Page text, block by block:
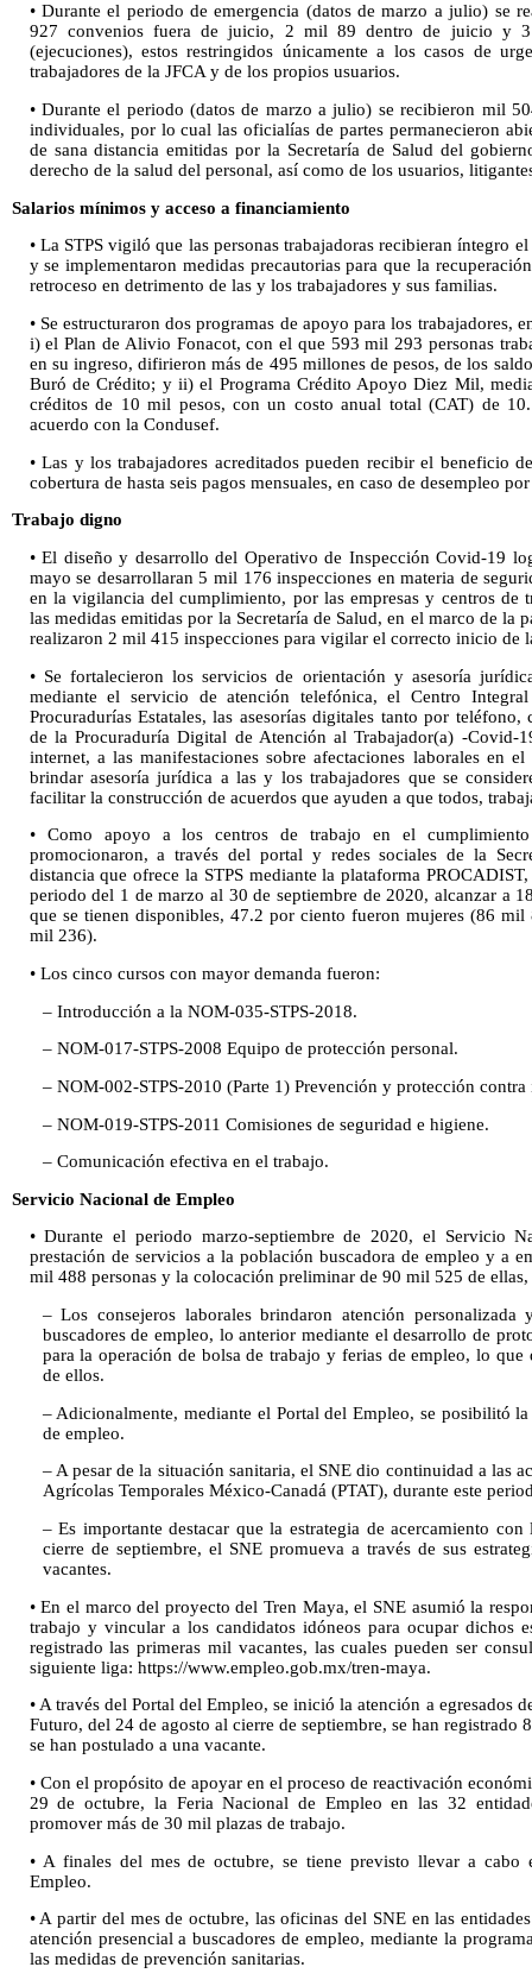
• Durante el periodo de emergencia (datos de marzo a julio) se
927 convenios fuera de juicio, 2 mil 89 dentro de juicio y
(ejecuciones), estos restringidos únicamente a los casos de
trabajadores de la JFCA y de los propios usuarios.
• Durante el periodo (datos de marzo a julio) se recibieron mil
individuales, por lo cual las oficialías de partes permanecieron
de sana distancia emitidas por la Secretaría de Salud del
derecho de la salud del personal, así como de los usuarios,
Salarios mínimos y acceso a financiamiento
• La STPS vigiló que las personas trabajadoras recibieran íntegro
y se implementaron medidas precautorias para que la
retroceso en detrimento de las y los trabajadores y sus familias.
• Se estructuraron dos programas de apoyo para los trabajadores,
i) el Plan de Alivio Fonacot, con el que 593 mil 293 personas
en su ingreso, difirieron más de 495 millones de pesos, de los
Buró de Crédito; y ii) el Programa Crédito Apoyo Diez Mil,
créditos de 10 mil pesos, con un costo anual total (CAT) de
acuerdo con la Condusef.
• Las y los trabajadores acreditados pueden recibir el beneficio
cobertura de hasta seis pagos mensuales, en caso de desempleo
Trabajo digno
• El diseño y desarrollo del Operativo de Inspección Covid-19
mayo se desarrollaran 5 mil 176 inspecciones en materia de
en la vigilancia del cumplimiento, por las empresas y centros de
las medidas emitidas por la Secretaría de Salud, en el marco de la
realizaron 2 mil 415 inspecciones para vigilar el correcto inicio de
• Se fortalecieron los servicios de orientación y asesoría
mediante el servicio de atención telefónica, el Centro
Procuradurías Estatales, las asesorías digitales tanto por
de la Procuraduría Digital de Atención al Trabajador(a) -Covid-
internet, a las manifestaciones sobre afectaciones laborales en
brindar asesoría jurídica a las y los trabajadores que se
facilitar la construcción de acuerdos que ayuden a que todos,
• Como apoyo a los centros de trabajo en el
promocionaron, a través del portal y redes sociales de la
distancia que ofrece la STPS mediante la plataforma
periodo del 1 de marzo al 30 de septiembre de 2020, alcanzar a
que se tienen disponibles, 47.2 por ciento fueron mujeres (86
mil 236).
• Los cinco cursos con mayor demanda fueron:
– Introducción a la NOM-035-STPS-2018.
– NOM-017-STPS-2008 Equipo de protección personal.
– NOM-002-STPS-2010 (Parte 1) Prevención y protección
– NOM-019-STPS-2011 Comisiones de seguridad e higiene.
– Comunicación efectiva en el trabajo.
Servicio Nacional de Empleo
• Durante el periodo marzo-septiembre de 2020, el Servicio
prestación de servicios a la población buscadora de empleo y a
mil 488 personas y la colocación preliminar de 90 mil 525 de ellas,
– Los consejeros laborales brindaron atención
buscadores de empleo, lo anterior mediante el desarrollo de
para la operación de bolsa de trabajo y ferias de empleo, lo
de ellos.
– Adicionalmente, mediante el Portal del Empleo, se posibilitó
de empleo.
– A pesar de la situación sanitaria, el SNE dio continuidad a las
Agrícolas Temporales México-Canadá (PTAT), durante este
– Es importante destacar que la estrategia de acercamiento
cierre de septiembre, el SNE promueva a través de sus
vacantes.
• En el marco del proyecto del Tren Maya, el SNE asumió la
trabajo y vincular a los candidatos idóneos para ocupar dichos
registrado las primeras mil vacantes, las cuales pueden ser
siguiente liga: https://www.empleo.gob.mx/tren-maya.
• A través del Portal del Empleo, se inició la atención a egresados
Futuro, del 24 de agosto al cierre de septiembre, se han
se han postulado a una vacante.
• Con el propósito de apoyar en el proceso de reactivación
29 de octubre, la Feria Nacional de Empleo en las 32
promover más de 30 mil plazas de trabajo.
• A finales del mes de octubre, se tiene previsto llevar a cabo
Empleo.
• A partir del mes de octubre, las oficinas del SNE en las
atención presencial a buscadores de empleo, mediante la
las medidas de prevención sanitarias.